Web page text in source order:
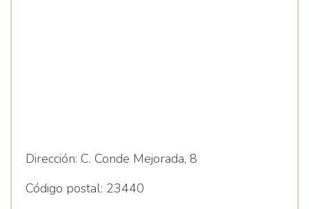
Dirección: C. Conde Mejorada, 8
Código postal: 23440